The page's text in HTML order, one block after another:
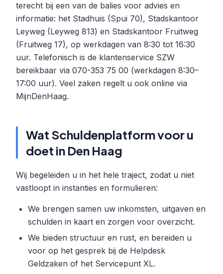
terecht bij een van de balies voor advies en
informatie: het Stadhuis (Spui 70), Stadskantoor
Leyweg (Leyweg 813) en Stadskantoor Fruitweg
(Fruitweg 17), op werkdagen van 8:30 tot 16:30
uur. Telefonisch is de klantenservice SZW
bereikbaar via 070-353 75 00 (werkdagen 8:30–
17:00 uur). Veel zaken regelt u ook online via
MijnDenHaag.
Wat Schuldenplatform voor u
doet in Den Haag
Wij begeleiden u in het hele traject, zodat u niet
vastloopt in instanties en formulieren:
We brengen samen uw inkomsten, uitgaven en
schulden in kaart en zorgen voor overzicht.
We bieden structuur en rust, en bereiden u
voor op het gesprek bij de Helpdesk
Geldzaken of het Servicepunt XL.